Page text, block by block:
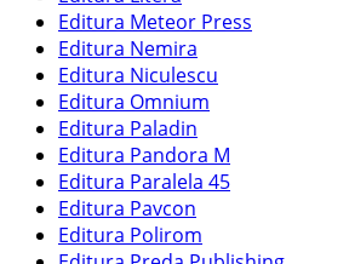
Editura Meteor Press
Editura Nemira
Editura Niculescu
Editura Omnium
Editura Paladin
Editura Pandora M
Editura Paralela 45
Editura Pavcon
Editura Polirom